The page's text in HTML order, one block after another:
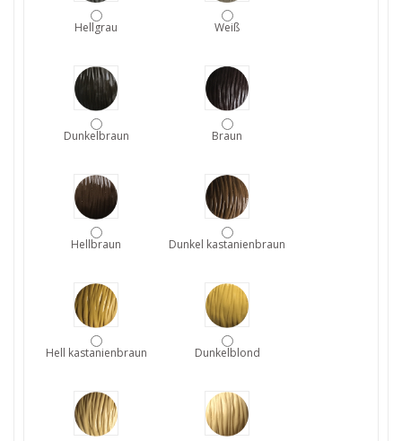
Hellgrau Weiß
Dunkelbraun Braun
Hellbraun Dunkel kastanienbraun
Hell kastanienbraun Dunkelblond